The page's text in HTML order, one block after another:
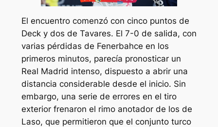
El encuentro comenzó con cinco puntos de
Deck y dos de Tavares. El 7-0 de salida, con
varias pérdidas de Fenerbahce en los
primeros minutos, parecía pronosticar un
Real Madrid intenso, dispuesto a abrir una
distancia considerable desde el inicio. Sin
embargo, una serie de errores en el tiro
exterior frenaron el rimo anotador de los de
Laso, que permitieron que el conjunto turco